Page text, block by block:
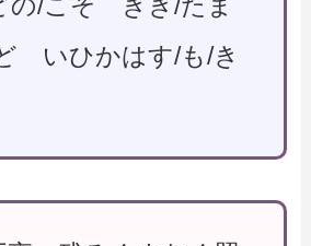
/こそ きき/たま
いひかはす/も/き